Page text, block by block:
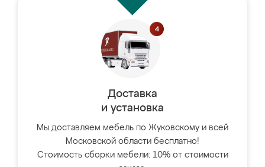
Доставка
и установка
Мы доставляем мебель по Жуковскому и всей
Московской области бесплатно!
Стоимость сборки мебели: 10% от стоимости